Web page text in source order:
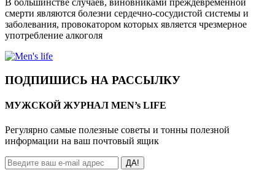
В большинстве случаев, виновниками преждевременной
смерти являются болезни сердечно-сосудистой системы и
заболевания, провокатором которых является чрезмерное
употребление алкоголя
ПОДПИШИСЬ НА РАССЫЛКУ
МУЖСКОЙ ЖУРНАЛ MEN’s LIFE
Регулярно самые полезные советы и тонны полезной
информации на ваш почтовый ящик
ДА!